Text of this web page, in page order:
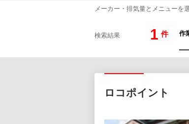
メーカー・排気量とメニューを
検索結果 1 件
ロコポイント